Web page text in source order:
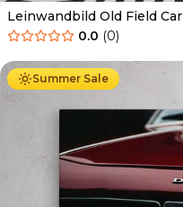
Leinwandbild Old Field Car
0.0 (0)
Summer Sale
Ab 39.90 € 34.90